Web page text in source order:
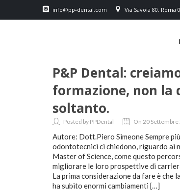
info@pp-dental.com Via Savoia 80, Roma
P&P Dental:
formazione, non la
soltanto.
Posted by PPDental On 20 Settembre
Autore: Dott.Piero Simeone Sempre
odontotecnici ci chiedono, riguardo ai
Master of Science, come questo
migliorare le loro prospettive di
La prima considerazione da fare è
ha subito enormi cambiamenti […]